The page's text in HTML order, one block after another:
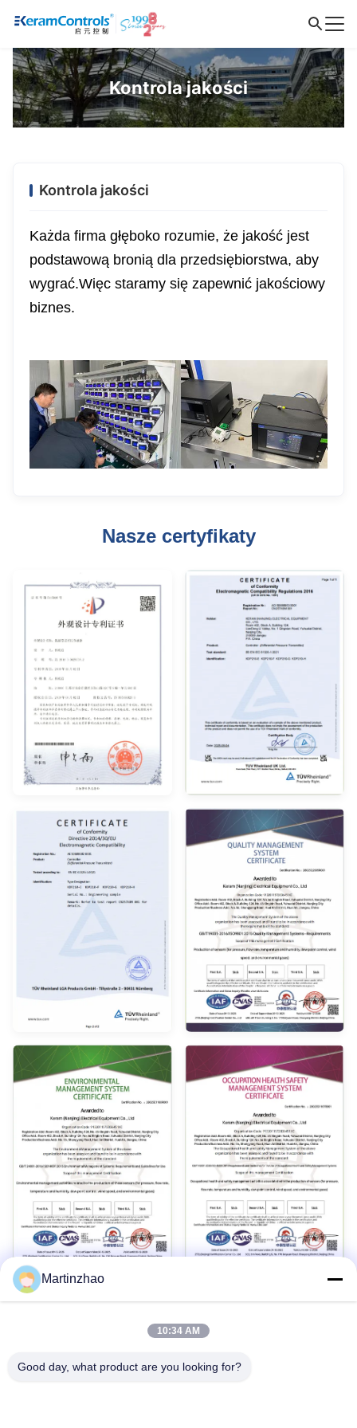
Kontrola jakości
Kontrola jakości
Każda firma głęboko rozumie, że jakość jest
podstawową bronią dla przedsiębiorstwa, aby
wygrać.Więc staramy się zapewnić jakościowy
biznes.
Nasze certyfikaty
28
Martinzhao
10:34 AM
Good day, what product are you looking for?